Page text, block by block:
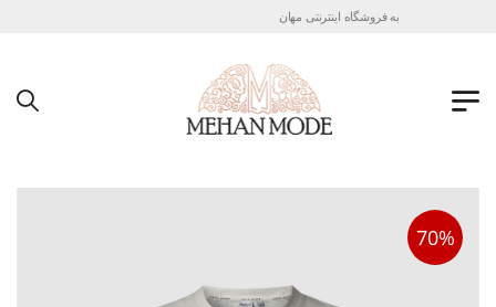
به فروشگاه اینترنتی مهان مد خوش آمدید !
70%